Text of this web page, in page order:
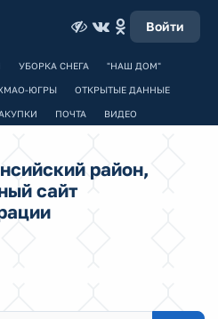
Войти
УБОРКА СНЕГА "НАШ ДОМ"
ЮГРЫ ОТКРЫТЫЕ ДАННЫЕ
ПОЧТА ВИДЕО
район,
сайт